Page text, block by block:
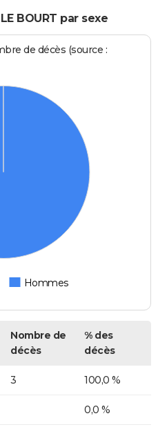
BOURT par sexe
de décès (source :
Hommes
Nombre de
décès
% des
décès
3 100,0 %
0,0 %